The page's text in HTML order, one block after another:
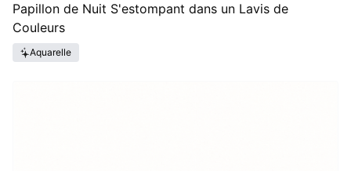
Papillon de Nuit S'estompant dans un Lavis de
Couleurs
Aquarelle